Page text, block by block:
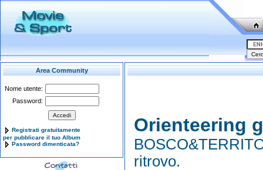
Area Community
Nome utente:
Password:
Registrati gratuitamente
per pubblicare il tuo Album
Password dimenticata?
Orienteering
ritrovo.